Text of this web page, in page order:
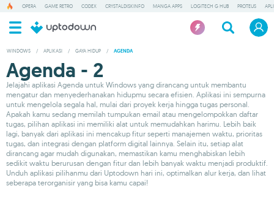
OPERA GAME RETRO CODEX CRYSTALDISKINFO MANGA APPS LOGITECH G HUB PROTEUS
WINDOWS / APLIKASI / GAYA HIDUP / AGENDA
Agenda - 2
Jelajahi aplikasi Agenda untuk Windows yang dirancang untuk membantu
mengatur dan menyederhanakan hidupmu secara efisien. Aplikasi ini sempurna
untuk mengelola segala hal, mulai dari proyek kerja hingga tugas personal.
Apakah kamu sedang memilah tumpukan email atau mengelompokkan daftar
tugas, pilihan aplikasi ini memiliki alat untuk memudahkan harimu. Lebih baik
lagi, banyak dari aplikasi ini mencakup fitur seperti manajemen waktu, prioritas
tugas, dan integrasi dengan platform digital lainnya. Selain itu, setiap alat
dirancang agar mudah digunakan, memastikan kamu menghabiskan lebih
sedikit waktu berurusan dengan fitur dan lebih banyak waktu menjadi produktif.
Unduh aplikasi pilihanmu dari Uptodown hari ini, optimalkan alur kerja, dan lihat
seberapa terorganisir yang bisa kamu capai!